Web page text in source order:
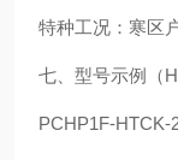
特种工况：寒区
七、型号示例（
PCHP1F-HTCK-